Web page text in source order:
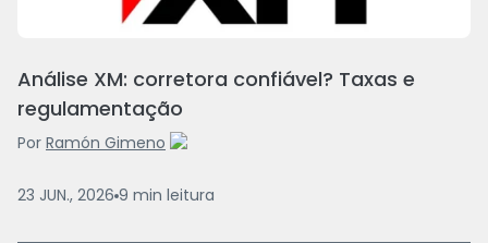
Análise XM: corretora confiável? Taxas e
regulamentação
Por Ramón Gimeno
23 JUN., 2026 9 min leitura